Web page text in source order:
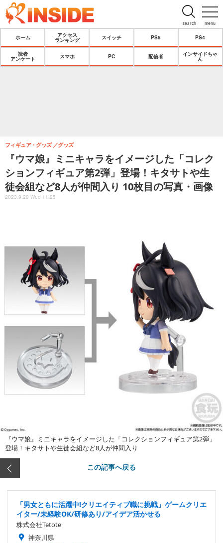
menu
search
ホーム
アクセス
ランキング
スイッチ PS5 PS4
読者
アンケート
スマホ PC 配信者
インサイドちゃ
ん
『ウマ娘』ミニキャラをイメージした「コレク
ションフィギュア第2弾」登場！キタサトや生
徒会組など8人が仲間入り 10枚目の写真・画像
フィギュア・グッズ グッズ
2023.9.20 Wed 11:25
『ウマ娘』ミニキャラをイメージした「コレクションフィギュア第2弾」
登場！キタサトや生徒会組など8人が仲間入り
この記事へ戻る
「男女ともに活躍中!クリエイティブ職に挑戦」ゲームクリエ
イター/未経験OK/研修あり/アイデア活かせる
株式会社Tetote
神奈川県